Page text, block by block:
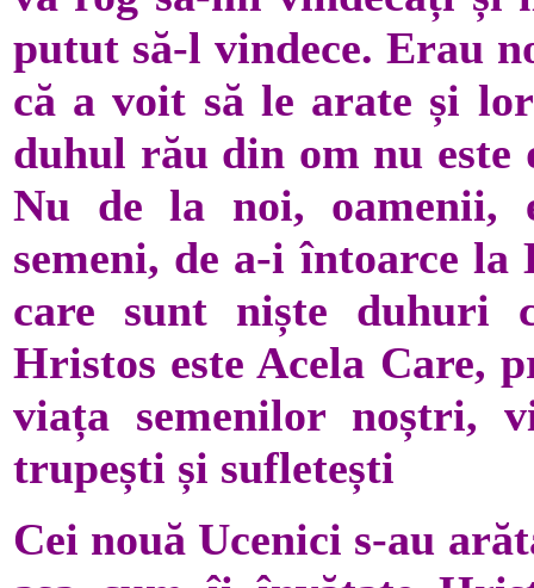
putut să-l vindece. Erau
că a voit să le arate și
duhul rău din om nu este
Nu de la noi, oamenii,
semeni, de a-i întoarce
care sunt niște duhuri
Hristos este Acela Care,
viața semenilor noștri,
trupești și sufletești
Cei nouă Ucenici s-au